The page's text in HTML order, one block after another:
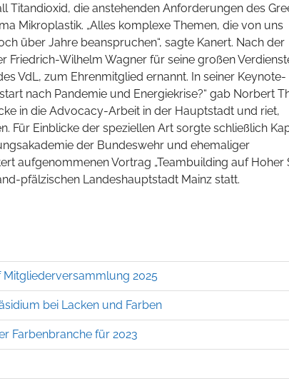
Titandioxid, die anstehenden Anforderungen des
Mikroplastik. „Alles komplexe Themen, die von uns
über Jahre beanspruchen“, sagte Kanert. Nach der
Wilhelm Wagner für seine großen
VdL, zum Ehrenmitglied ernannt. In seiner Keynote-
nach Pandemie und Energiekrise?“ gab Norbert
in die Advocacy-Arbeit in der Hauptstadt und riet,
Für Einblicke der speziellen Art sorgte schließlich
der Bundeswehr und ehemaliger
aufgenommenen Vortrag „Teambuilding auf Hoher
pfälzischen Landeshauptstadt Mainz statt.
Mitgliederversammlung 2025
bei Lacken und Farben
Farbenbranche für 2023